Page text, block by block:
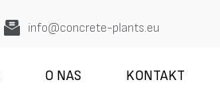
info@concrete-plants.eu
O NAS KONTAKT